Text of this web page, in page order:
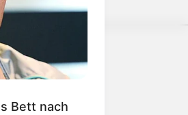
1858
Kalauer
Bett nach